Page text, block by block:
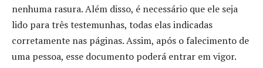
nenhuma rasura. Além disso, é necessário que ele seja
lido para três testemunhas, todas elas indicadas
corretamente nas páginas. Assim, após o falecimento de
uma pessoa, esse documento poderá entrar em vigor.